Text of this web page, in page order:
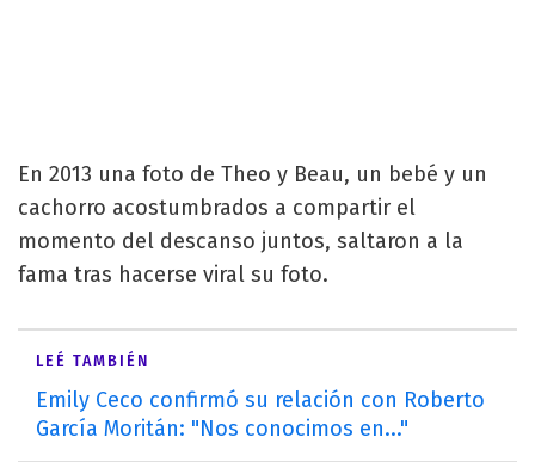
En 2013 una foto de Theo y Beau, un bebé y un
cachorro acostumbrados a compartir el
momento del descanso juntos, saltaron a la
fama tras hacerse viral su foto.
LEÉ TAMBIÉN
Emily Ceco confirmó su relación con Roberto
García Moritán: "Nos conocimos en..."